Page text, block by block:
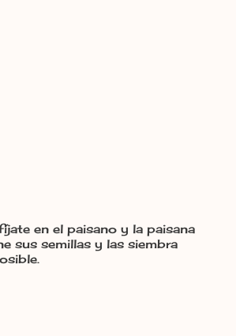
en el paisano y la paisana
sus semillas y las siembra